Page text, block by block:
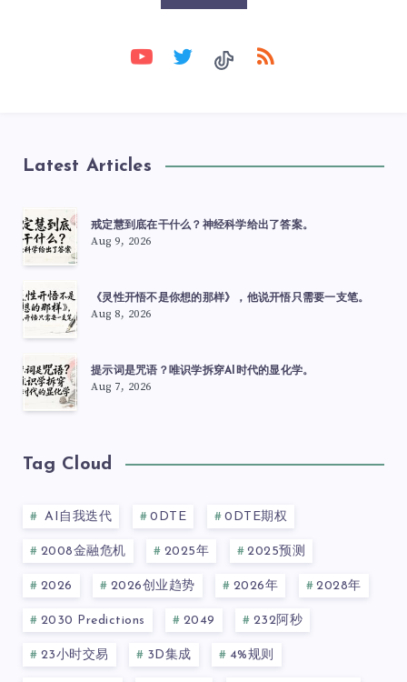
Latest Articles
戒定慧到底在干什么？神经科学给出了答案。
Aug 9, 2026
《灵性开悟不是你想的那样》，他说开悟只需要一支笔。
Aug 8, 2026
提示词是咒语？唯识学拆穿AI时代的显化学。
Aug 7, 2026
Tag Cloud
AI自我迭代 0DTE 0DTE期权
2008金融危机 2025年 2025预测
2026 2026创业趋势 2026年 2028年
2030 Predictions 2049 232阿秒
23小时交易 3D集成 4%规则